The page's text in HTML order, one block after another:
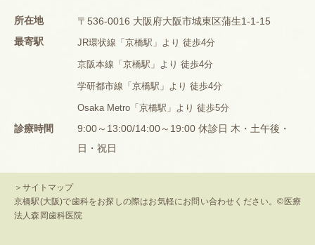
所在地
〒536-0016 大阪府大阪市城東区蒲生1-1-15
最寄駅
JR環状線「京橋駅」より 徒歩4分
京阪本線「京橋駅」より 徒歩4分
学研都市線「京橋駅」より 徒歩4分
Osaka Metro「京橋駅」より 徒歩5分
診療時間
9:00～13:00/14:00～19:00 休診日 木・土午後・
日・祝日
＞サイトマップ
京橋駅(大阪)で歯科をお探しの際はお気軽にお問い合わせください。©医療
法人森岡歯科医院